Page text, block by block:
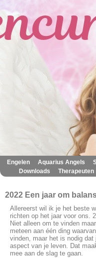
Engelen Aquarius Angels
Downloads Therapeuten
2022 Een jaar om
Allereerst wil ik je het beste
richten op het jaar voor ons.
Niet alleen om te vinden
meteen aan één ding
vinden, maar het is nodig
aspect van je leven. Dat
mee aan de slag te gaan.